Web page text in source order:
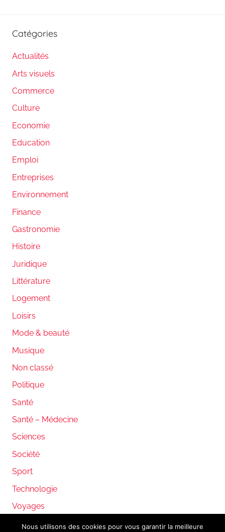
Catégories
Actualités
Arts visuels
Commerce
Culture
Economie
Education
Emploi
Entreprises
Environnement
Finance
Gastronomie
Histoire
Juridique
Littérature
Logement
Loisirs
Mode & beauté
Musique
Non classé
Politique
Santé
Santé – Médecine
Sciences
Société
Sport
Technologie
Voyages
Nous utilisons des cookies pour vous garantir la meilleure